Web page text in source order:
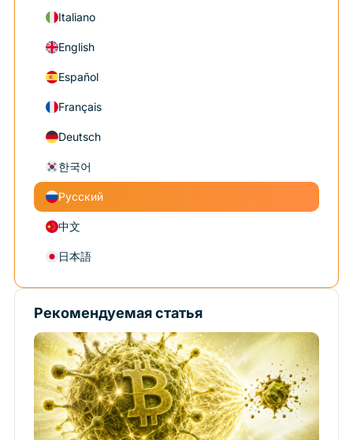
Italiano
English
Español
Français
Deutsch
한국어
Русский
中文
日本語
Рекомендуемая статья